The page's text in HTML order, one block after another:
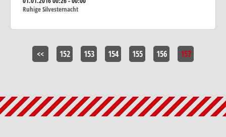
Ruhige Silvesternacht
<< 152 153 154 155 156 157